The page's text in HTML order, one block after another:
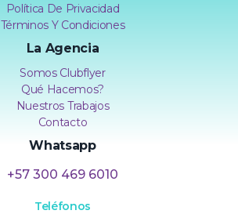
Política De Privacidad
Términos Y Condiciones
La Agencia
Somos Clubflyer
Qué Hacemos?
Nuestros Trabajos
Contacto
Whatsapp
+57 300 469 6010
Teléfonos